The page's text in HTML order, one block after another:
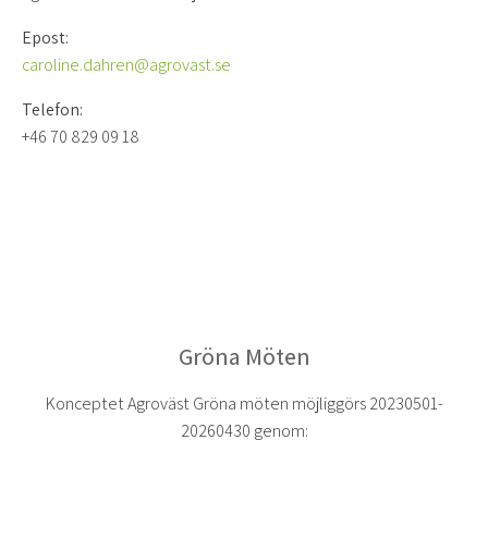
Epost:
caroline.dahren@agrovast.se
Telefon:
+46 70 829 09 18
Gröna Möten
Konceptet Agroväst Gröna möten möjliggörs 20230501-
20260430 genom: